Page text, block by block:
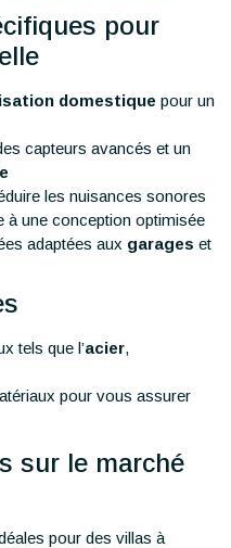
pour
domestique pour un
capteurs avancés et un
les nuisances sonores
à une conception optimisée
adaptées aux garages et
tels que l’acier,
pour vous assurer
sur le marché
pour des villas à